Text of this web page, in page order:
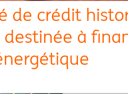
de crédit
à